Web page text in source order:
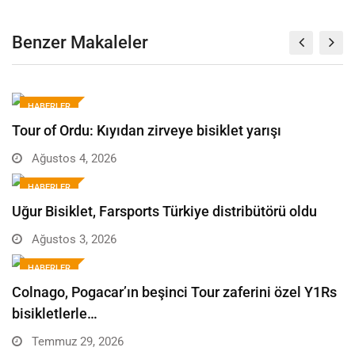
Benzer Makaleler
HABERLER
Tour of Ordu: Kıyıdan zirveye bisiklet yarışı
Ağustos 4, 2026
HABERLER
Uğur Bisiklet, Farsports Türkiye distribütörü oldu
Ağustos 3, 2026
HABERLER
Colnago, Pogacar’ın beşinci Tour zaferini özel Y1Rs
bisikletlerle…
Temmuz 29, 2026